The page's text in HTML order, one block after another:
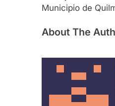
Municipio de
About The